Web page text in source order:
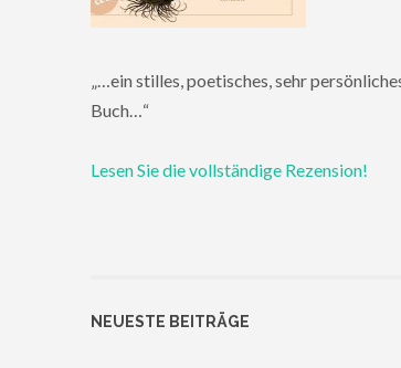
„…ein stilles, poetisches, sehr
Buch…“
Lesen Sie die vollständige Rezension!
NEUESTE BEITRÄGE